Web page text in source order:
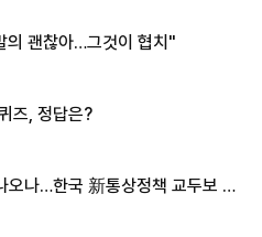
괜찮아…그것이 협치"
즈, 정답은?
오나…한국 新통상정책 교두보 활